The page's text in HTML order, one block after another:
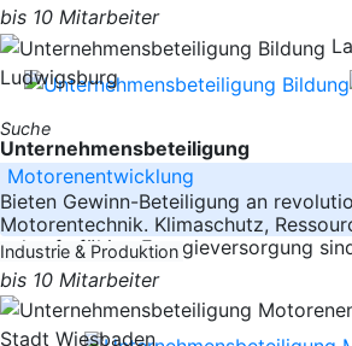
bis 10 Mitarbeiter
Ludwigsburg
Suche
Unternehmensbeteiligung
Motorenentwicklung
Bieten Gewinn-Beteiligung an
Motorentechnik. Klimaschutz,
zukunftsfähige Energieversorgung
Industrie & Produktion
bis 10 Mitarbeiter
Stadt Wiesbaden